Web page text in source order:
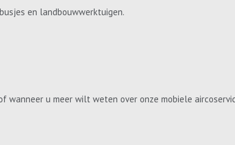
en landbouwwerktuigen.
wanneer u meer wilt weten over onze mobiele